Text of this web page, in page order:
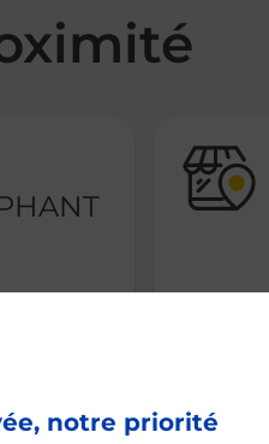
notre priorité